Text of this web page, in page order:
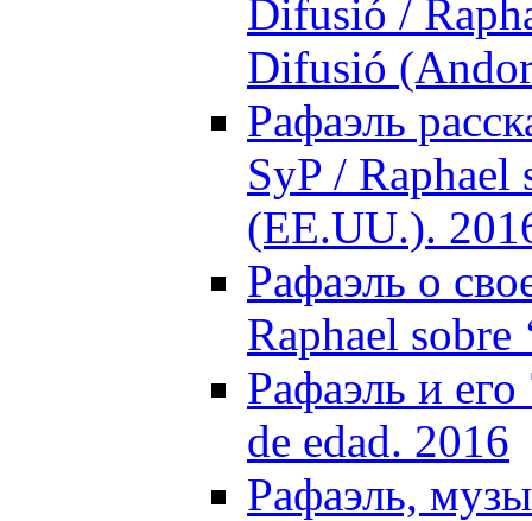
Difusió /
Difusió
Рафаэль
SyP / Raphael
(EE.UU.).
Рафаэль о
Raphael sobre
Рафаэль и
de edad. 2016
Рафаэль,